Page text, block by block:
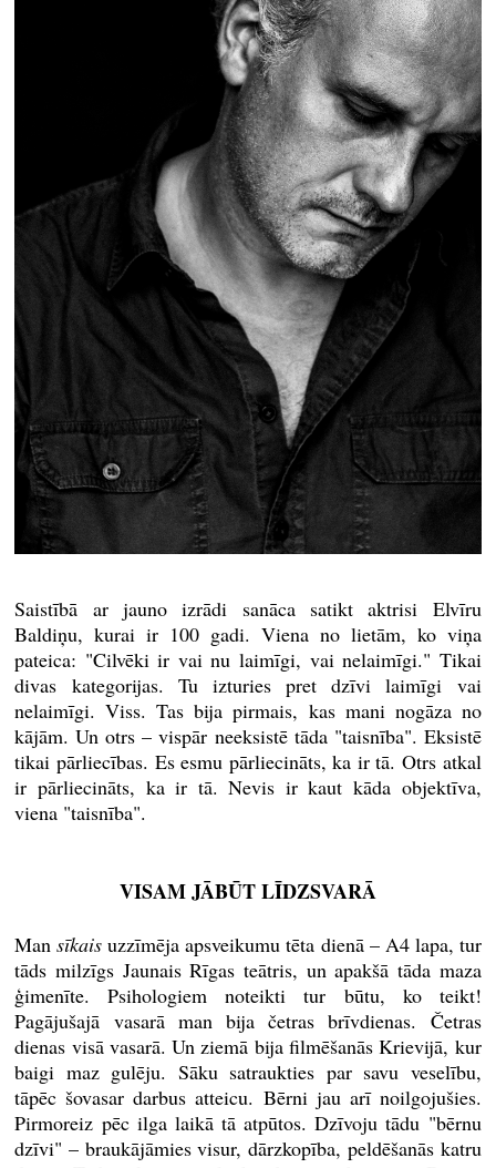
Saistībā ar jauno izrādi sanāca satikt aktrisi Elvīru
Baldiņu, kurai ir 100 gadi. Viena no lietām, ko viņa
pateica: "Cilvēki ir vai nu laimīgi, vai nelaimīgi." Tikai
divas kategorijas. Tu izturies pret dzīvi laimīgi vai
nelaimīgi. Viss. Tas bija pirmais, kas mani nogāza no
kājām. Un otrs – vispār neeksistē tāda "taisnība". Eksistē
tikai pārliecības. Es esmu pārliecināts, ka ir tā. Otrs atkal
ir pārliecināts, ka ir tā. Nevis ir kaut kāda objektīva,
viena "taisnība".
VISAM JĀBŪT LĪDZSVARĀ
Mansīkais uzzīmēja apsveikumu tēta dienā – A4 lapa, tur
tāds milzīgs Jaunais Rīgas teātris, un apakšā tāda maza
ģimenīte. Psihologiem noteikti tur būtu, ko teikt!
Pagājušajā vasarā man bija četras brīvdienas. Četras
dienas visā vasarā. Un ziemā bija filmēšanās Krievijā, kur
baigi maz gulēju. Sāku satraukties par savu veselību,
tāpēc šovasar darbus atteicu. Bērni jau arī noilgojušies.
Pirmoreiz pēc ilga laikā tā atpūtos. Dzīvoju tādu "bērnu
dzīvi" – braukājāmies visur, dārzkopība, peldēšanās katru